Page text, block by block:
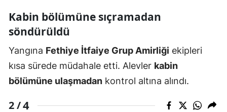
Kabin bölümüne sıçramadan
söndürüldü
Yangına Fethiye İtfaiye Grup Amirliği ekipleri
kısa sürede müdahale etti. Alevler kabin
bölümüne ulaşmadan kontrol altına alındı.
2 /4